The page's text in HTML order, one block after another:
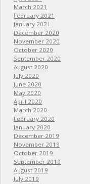
March 2021
February 2021
January 2021
December 2020
November 2020
October 2020
September 2020
August 2020
July 2020
June 2020
May 2020
April 2020
March 2020
February 2020
January 2020
December 2019
November 2019
October 2019
September 2019
August 2019
July 2019